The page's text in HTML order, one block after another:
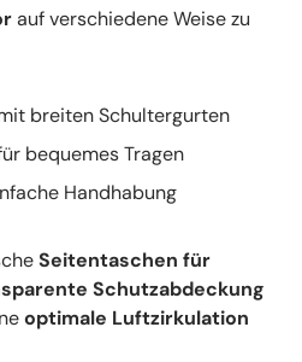
auf verschiedene Weise zu
breiten Schultergurten
bequemes Tragen
Handhabung
Seitentaschen für
Schutzabdeckung
optimale Luftzirkulation